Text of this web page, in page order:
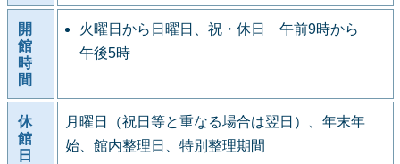
開
館
時
間
火曜日から日曜日、祝・休日 午前9時から
午後5時
休
館
日
月曜日（祝日等と重なる場合は翌日）、年末年
始、館内整理日、特別整理期間